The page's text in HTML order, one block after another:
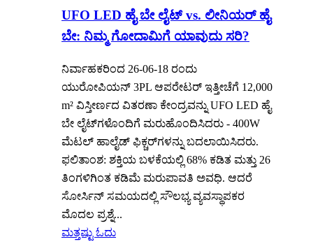
UFO LED ಹೈ ಬೇ ಲೈಟ್ vs. ಲೀನಿಯರ್ ಹೈ
ಬೇ: ನಿಮ್ಮ ಗೋದಾಮಿಗೆ ಯಾವುದು ಸರಿ?
ನಿರ್ವಾಹಕರಿಂದ 26-06-18 ರಂದು
ಯುರೋಪಿಯನ್ 3PL ಆಪರೇಟರ್ ಇತ್ತೀಚೆಗೆ 12,000
m² ವಿಸ್ತೀರ್ಣದ ವಿತರಣಾ ಕೇಂದ್ರವನ್ನು UFO LED ಹೈ
ಬೇ ಲೈಟ್‌ಗಳೊಂದಿಗೆ ಮರುಹೊಂದಿಸಿದರು - 400W
ಮೆಟಲ್ ಹಾಲೈಡ್ ಫಿಕ್ಚರ್‌ಗಳನ್ನು ಬದಲಾಯಿಸಿದರು.
ಫಲಿತಾಂಶ: ಶಕ್ತಿಯ ಬಳಕೆಯಲ್ಲಿ 68% ಕಡಿತ ಮತ್ತು 26
ತಿಂಗಳಿಗಿಂತ ಕಡಿಮೆ ಮರುಪಾವತಿ ಅವಧಿ. ಆದರೆ
ಸೋರ್ಸಿನ್ ಸಮಯದಲ್ಲಿ ಸೌಲಭ್ಯ ವ್ಯವಸ್ಥಾಪಕರ
ಮೊದಲ ಪ್ರಶ್ನೆ...
ಮತ್ತಷ್ಟು ಓದು